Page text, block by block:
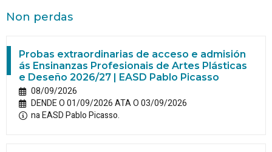
Non perdas
Probas extraordinarias de acceso e admisión
ás Ensinanzas Profesionais de Artes Plásticas
e Deseño 2026/27 | EASD Pablo Picasso
08/09/2026
DENDE O 01/09/2026 ATA O 03/09/2026
na EASD Pablo Picasso.